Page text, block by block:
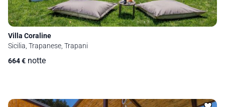
Villa Coraline
Sicilia, Trapanese, Trapani
664€ notte